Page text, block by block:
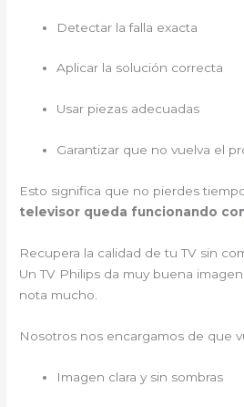
Detectar la falla exacta
Aplicar la solución correcta
Usar piezas adecuadas
Garantizar que no vuelva el
Esto significa que no pierdes
televisor queda funcionando
Recupera la calidad de tu TV sin
Un TV Philips da muy buena
nota mucho.
Nosotros nos encargamos de que
Imagen clara y sin sombras